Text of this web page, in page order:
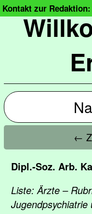
Kontakt zur Redaktion:
←
Dipl.-Soz. Arb.
Liste: Ärzte –